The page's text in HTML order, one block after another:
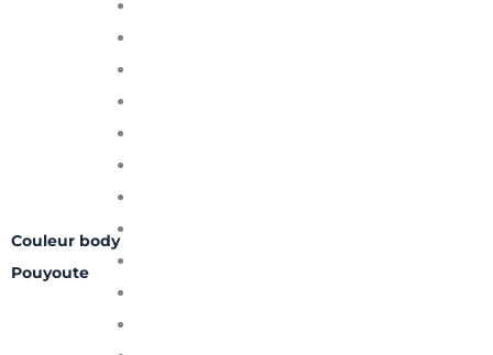
Couleur body
Pouyoute
Pouyoute